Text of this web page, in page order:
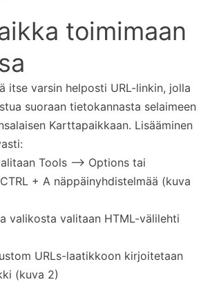
toimimaan
itse varsin helposti URL-linkin, jolla
suoraan tietokannasta selaimeen
Karttapaikkaan. Lisääminen
Tools –> Options tai
+ A näppäinyhdistelmää (kuva
valikosta valitaan HTML-välilehti
URLs-laatikkoon kirjoitetaan
(kuva 2)